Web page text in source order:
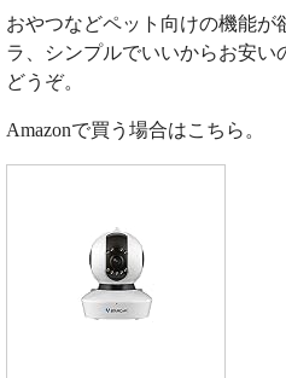
おやつなどペット向けの機能が
ラ、シンプルでいいからお安い
どうぞ。
Amazonで買う場合はこちら。